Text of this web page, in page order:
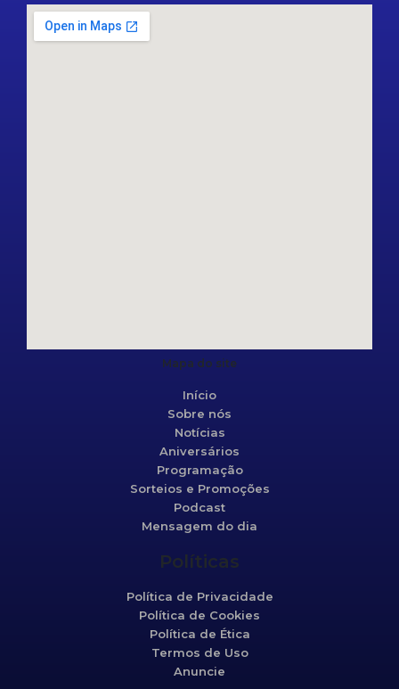
Mapa do site
Início
Sobre nós
Notícias
Aniversários
Programação
Sorteios e Promoções
Podcast
Mensagem do dia
Políticas
Política de Privacidade
Política de Cookies
Política de Ética
Termos de Uso
Anuncie